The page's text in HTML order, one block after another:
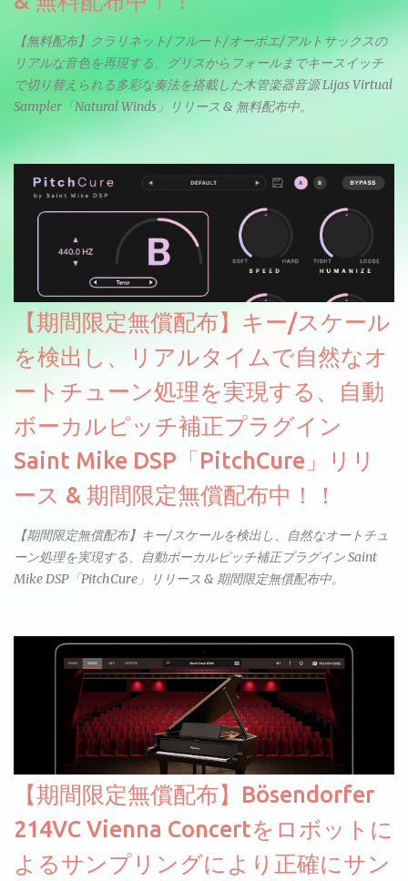
【無料配布】クラリネット/フルート/オーボエ/アルトサックスの
リアルな音色を再現する、グリスからフォールまでキースイッチ
で切り替えられる多彩な奏法を搭載した木管楽器音源 Lijas Virtual
Sampler「Natural Winds」リリース & 無料配布中。
【期間限定無償配布】キー/スケール
を検出し、リアルタイムで自然なオ
ートチューン処理を実現する、自動
ボーカルピッチ補正プラグイン
Saint Mike DSP「PitchCure」リリ
ース & 期間限定無償配布中！！
【期間限定無償配布】キー/スケールを検出し、自然なオートチュ
ーン処理を実現する、自動ボーカルピッチ補正プラグイン Saint
Mike DSP「PitchCure」リリース & 期間限定無償配布中。
【期間限定無償配布】Bösendorfer
214VC Vienna Concertをロボットに
よるサンプリングにより正確にサン